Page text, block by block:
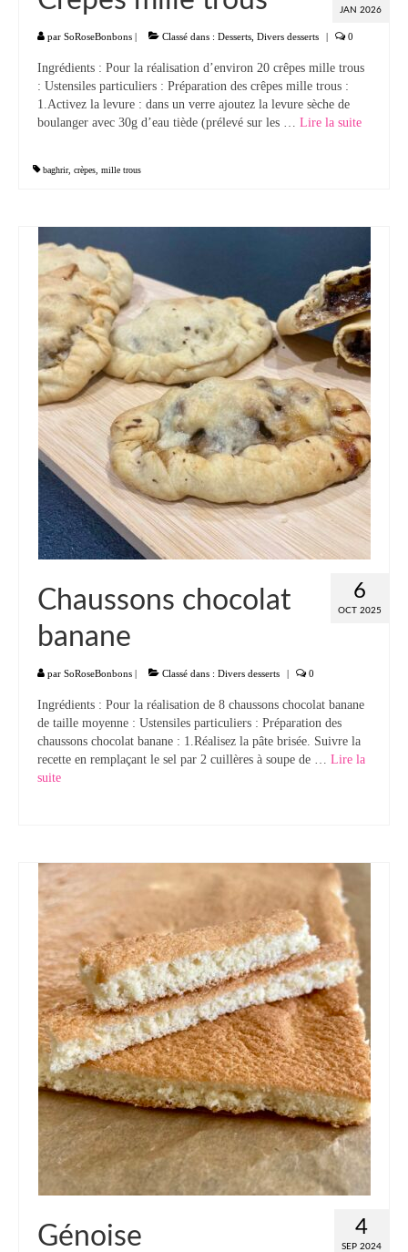
JAN 2026
par SoRoseBonbons | Classé dans : Desserts Divers desserts | 0
Ingrédients : Pour la réalisation d’environ 20 crêpes mille trous
: Ustensiles particuliers : Préparation des crêpes mille trous :
1.Activez la levure : dans un verre ajoutez la levure sèche de
boulanger avec 30g d’eau tiède (prélevé sur les … Lire la suite­­
baghrir, crèpes mille trous
6
OCT 2025
Chaussons chocolat
banane
par SoRoseBonbons | Classé dans : Divers desserts | 0
Ingrédients : Pour la réalisation de 8 chaussons chocolat banane
de taille moyenne : Ustensiles particuliers : Préparation des
chaussons chocolat banane : 1.Réalisez la pâte brisée. Suivre la
recette en remplaçant le sel par 2 cuillères à soupe de … Lire la
suite­­
4
SEP 2024
Génoise